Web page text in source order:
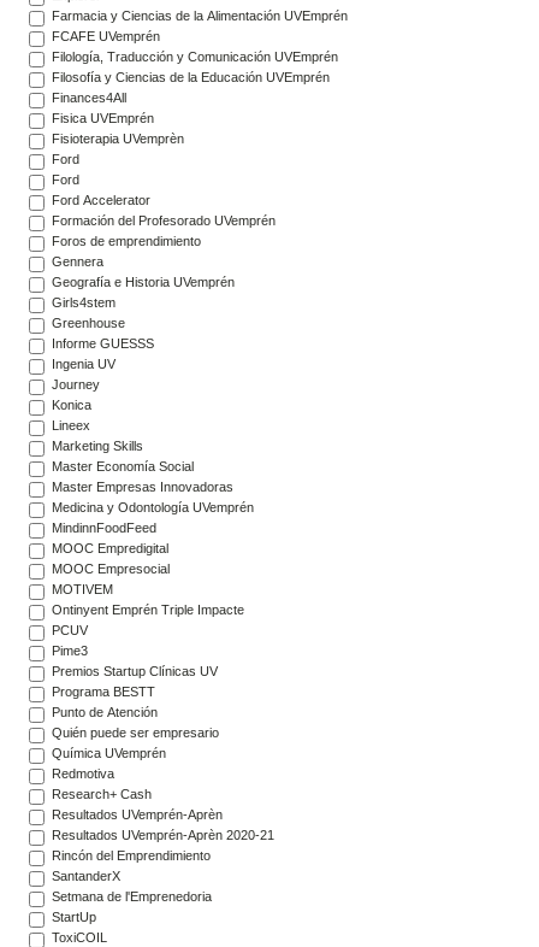
Farmacia y Ciencias de la Alimentación UVEmprén
FCAFE UVemprén
Filología, Traducción y Comunicación UVEmprén
Filosofía y Ciencias de la Educación UVEmprén
Finances4All
Fisica UVEmprén
Fisioterapia UVemprèn
Ford
Ford
Ford Accelerator
Formación del Profesorado UVemprén
Foros de emprendimiento
Gennera
Geografía e Historia UVemprén
Girls4stem
Greenhouse
Informe GUESSS
Ingenia UV
Journey
Konica
Lineex
Marketing Skills
Master Economía Social
Master Empresas Innovadoras
Medicina y Odontología UVemprén
MindinnFoodFeed
MOOC Empredigital
MOOC Empresocial
MOTIVEM
Ontinyent Emprén Triple Impacte
PCUV
Pime3
Premios Startup Clínicas UV
Programa BESTT
Punto de Atención
Quién puede ser empresario
Química UVemprén
Redmotiva
Research+ Cash
Resultados UVemprén-Aprèn
Resultados UVemprén-Aprèn 2020-21
Rincón del Emprendimiento
SantanderX
Setmana de l'Emprenedoria
StartUp
ToxiCOIL